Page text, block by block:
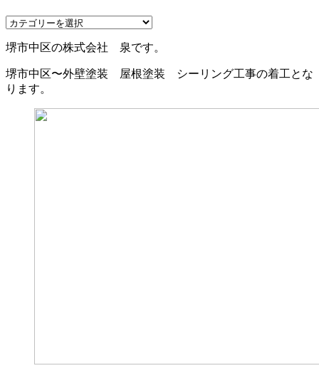
堺市中区の株式会社 泉です。
堺市中区〜外壁塗装 屋根塗装 シーリング工事の着工とな
ります。